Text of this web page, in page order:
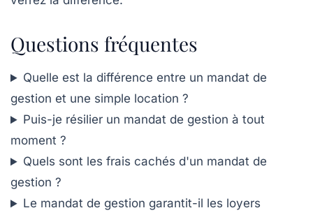
Questions fréquentes
Quelle est la différence entre un mandat de
gestion et une simple location ?
Puis-je résilier un mandat de gestion à tout
moment ?
Quels sont les frais cachés d'un mandat de
gestion ?
Le mandat de gestion garantit-il les loyers